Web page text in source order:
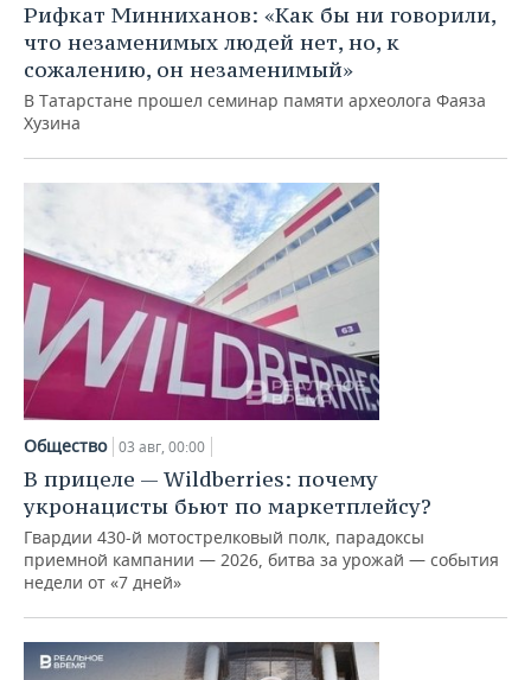
ФИГУРНОЕ КАТАНИЕ
ВОДНЫЕ ВИДЫ СПОРТА
ХОККЕЙ С МЯЧОМ
МЕДИЦИНА
ОБРАЗОВАНИЕ
ПРОИСШЕСТВИЯ
Рифкат Минниханов: «Как бы ни говорили,
что незаменимых людей нет, но, к
сожалению, он незаменимый»
В Татарстане прошел семинар памяти археолога Фаяза
Хузина
Общество 03 авг, 00:00
В прицеле — Wildberries: почему
укронацисты бьют по маркетплейсу?
Гвардии 430-й мотострелковый полк, парадоксы
приемной кампании — 2026, битва за урожай — события
недели от «7 дней»